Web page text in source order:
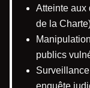
Atteinte aux
de la
publics
enquête